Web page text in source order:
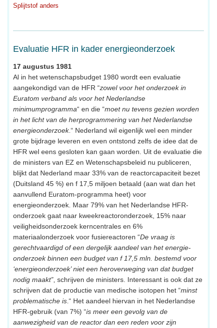
Splijtstof anders
Evaluatie HFR in kader energieonderzoek
17 augustus 1981
Al in het wetenschapsbudget 1980 wordt een evaluatie
aangekondigd van de HFR “zowel voor het onderzoek in
Euratom verband als voor het Nederlandse
minimumprogramma“ en die “moet nu tevens gezien worden
in het licht van de herprogrammering van het Nederlandse
energieonderzoek.“ Nederland wil eigenlijk wel een minder
grote bijdrage leveren en even ontstond zelfs de idee dat de
HFR wel eens gesloten kan gaan worden. Uit de evaluatie die
de ministers van EZ en Wetenschapsbeleid nu publiceren,
blijkt dat Nederland maar 33% van de reactorcapaciteit bezet
(Duitsland 45 %) en f 17,5 miljoen betaald (aan wat dan het
aanvullend Euratom-programma heet) voor
energieonderzoek. Maar 79% van het Nederlandse HFR-
onderzoek gaat naar kweekreactoronderzoek, 15% naar
veiligheidsonderzoek kerncentrales en 6%
materiaalonderzoek voor fusiereactoren “De vraag is
gerechtvaardigd of een dergelijk aandeel van het energie-
onderzoek binnen een budget van f 17,5 mln. bestemd voor
‘energieonderzoek’ niet een heroverweging van dat budget
nodig maakt” , schrijven de ministers. Interessant is ook dat ze
schrijven dat de productie van medische isotopen het “minst
problematische is .“ Het aandeel hiervan in het Nederlandse
HFR-gebruik (van 7%) “is meer een gevolg van de
aanwezigheid van de reactor dan een reden voor zijn